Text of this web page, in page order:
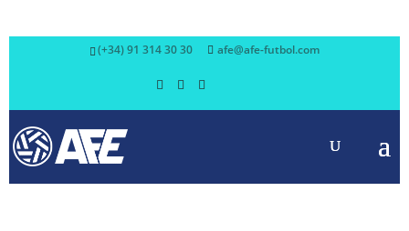
(+34) 91 314 30 30 afe@afe-futbol.com